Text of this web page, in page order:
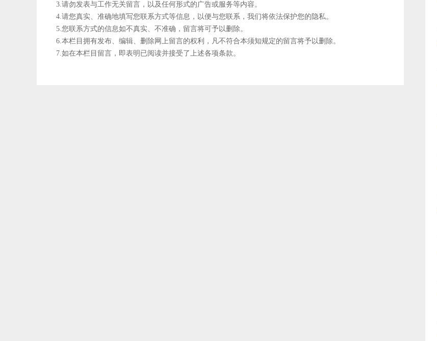
3.请勿发表与工作无关留言，以及任何形式的广告或服务等内容。
4.请您真实、准确地填写您联系方式等信息，以便与您联系，我们将依法保护您的隐私。
5.您联系方式的信息如不真实、不准确，留言将可予以删除。
6.本栏目拥有发布、编辑、删除网上留言的权利，凡不符合本须知规定的留言将予以删除。
7.如在本栏目留言，即表明已阅读并接受了上述各项条款。